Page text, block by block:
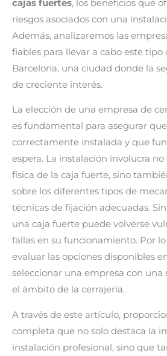
cajas fuertes, los beneficios que
riesgos asociados con una
Además, analizaremos las
fiables para llevar a cabo este tipo
Barcelona, una ciudad donde la
de creciente interés.
La elección de una empresa de
es fundamental para asegurar
correctamente instalada y que
espera. La instalación involucra no
física de la caja fuerte, sino
sobre los diferentes tipos de
técnicas de fijación adecuadas.
una caja fuerte puede volverse
fallas en su funcionamiento. Por lo
evaluar las opciones disponibles
seleccionar una empresa con una
el ámbito de la cerrajería.
A través de este artículo,
completa que no solo destaca la
instalación profesional, sino que